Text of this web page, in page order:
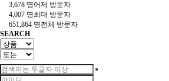
3,678 명어제 방문자
4,007 명최대 방문자
651,864 명전체 방문자
SEARCH